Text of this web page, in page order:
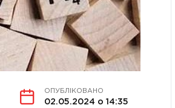
ОПУБЛІКОВАНО
02.05.2024 о 14:35